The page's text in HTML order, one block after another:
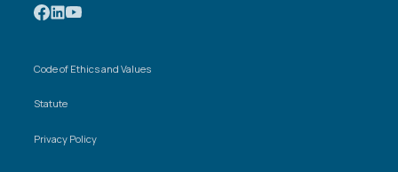
Code of Ethics and Values
Statute
Privacy Policy